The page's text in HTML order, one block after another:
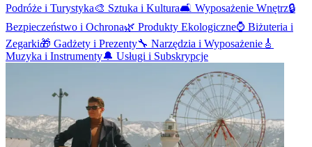
Podróże i Turystyka🎨 Sztuka i Kultura🛋️ Wyposażenie Wnętrz🔒
Bezpieczeństwo i Ochrona🌿 Produkty Ekologiczne⌚ Biżuteria i
Zegarki🎁 Gadżety i Prezenty🔧 Narzędzia i Wyposażenie 🎸
Muzyka i Instrumenty🔔 Usługi i Subskrypcje